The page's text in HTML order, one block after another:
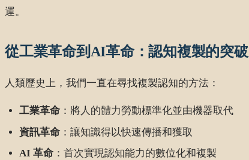
運。
從工業革命到AI革命：認知複製的突破
人類歷史上，我們一直在尋找複製認知的方法：
工業革命 ：將人的體力勞動標準化並由機器取代
資訊革命 ：讓知識得以快速傳播和獲取
AI 革命 ：首次實現認知能力的數位化和複製